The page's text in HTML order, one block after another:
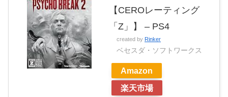
【CEROレーティング
「Z」】 – PS4
created by Rinker
ベセスダ・ソフトワークス
Amazon
楽天市場